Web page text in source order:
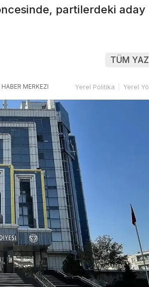
partilerdeki aday
TÜM
MERKEZI Yerel Politika Yerel